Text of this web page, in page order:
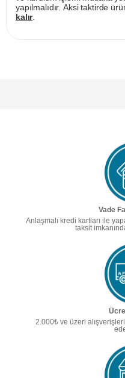
yapılmalıdır. Aksi taktirde
kalır.
Vade
Anlaşmalı kredi kartları ile
taksit
2.000₺ ve üzeri